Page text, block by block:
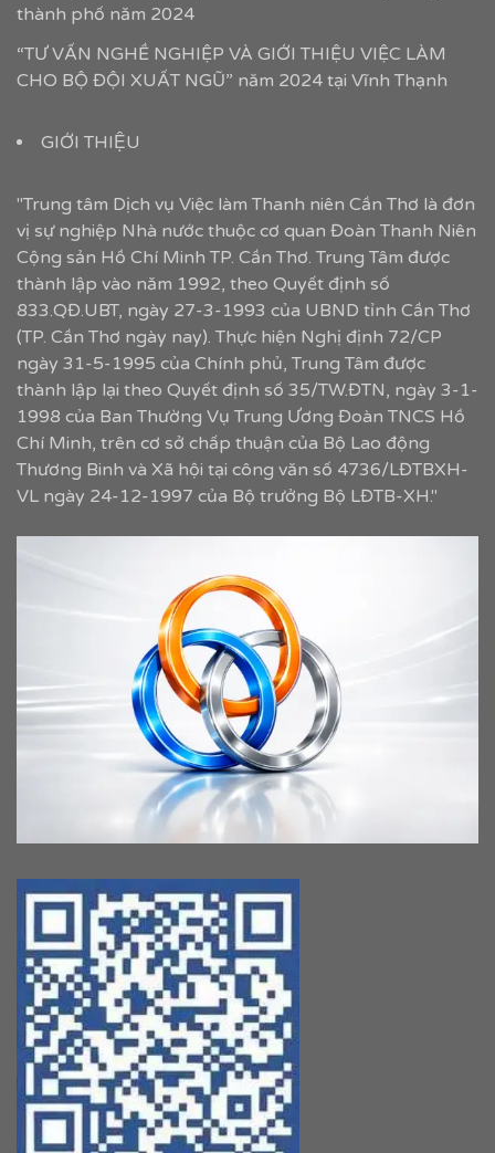
thành phố năm 2024
“TƯ VẤN NGHỀ NGHIỆP VÀ GIỚI THIỆU VIỆC LÀM
CHO BỘ ĐỘI XUẤT NGŨ” năm 2024 tại Vĩnh Thạnh
GIỚI THIỆU
"Trung tâm Dịch vụ Việc làm Thanh niên Cần Thơ là đơn
vị sự nghiệp Nhà nước thuộc cơ quan Đoàn Thanh Niên
Cộng sản Hồ Chí Minh TP. Cần Thơ. Trung Tâm được
thành lập vào năm 1992, theo Quyết định số
833.QĐ.UBT, ngày 27-3-1993 của UBND tỉnh Cần Thơ
(TP. Cần Thơ ngày nay). Thực hiện Nghị định 72/CP
ngày 31-5-1995 của Chính phủ, Trung Tâm được
thành lập lại theo Quyết định số 35/TW.ĐTN, ngày 3-1-
1998 của Ban Thường Vụ Trung Ương Đoàn TNCS Hồ
Chí Minh, trên cơ sở chấp thuận của Bộ Lao động
Thương Binh và Xã hội tại công văn số 4736/LĐTBXH-
VL ngày 24-12-1997 của Bộ trưởng Bộ LĐTB-XH."